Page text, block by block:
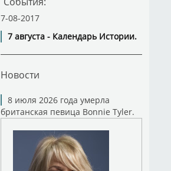
7-08-2017
7 августа - Календарь Истории.
Новости
8 июля 2026 года умерла
британская певица Bonnie Tyler.